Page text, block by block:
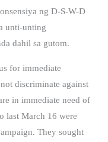
ng D-S-W-D
unti-unting
dahil sa gutom.
for immediate
discriminate against
in immediate need of
last March 16 were
They sought